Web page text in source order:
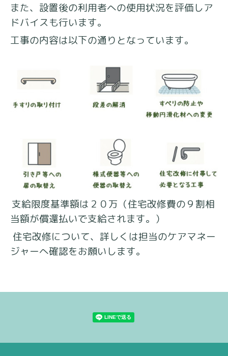
また、設置後の利用者への使用状況を評価しア
ドバイスも行います。
工事の内容は以下の通りとなっています。
支給限度基準額は２０万（住宅改修費の９割相
当額が償還払いで支給されます。）
住宅改修について、詳しくは担当のケアマネー
ジャーへ確認をお願いします。